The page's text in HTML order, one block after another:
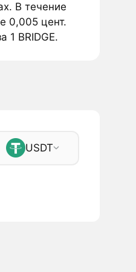
В течение
0,005 цент.
1 BRIDGE.
USDT